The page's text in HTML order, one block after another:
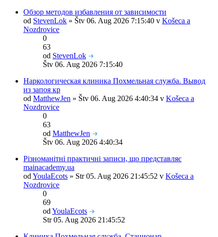
Обзор методов избавления от зависимости
od StevenLok » Štv 06. Aug 2026 7:15:40 v Košeca a
Nozdrovice
0
63
od StevenLok
Štv 06. Aug 2026 7:15:40
Наркологическая клиника Похмельная служба. Вывод
из запоя кр
od MatthewJen » Štv 06. Aug 2026 4:40:34 v Košeca a
Nozdrovice
0
63
od MatthewJen
Štv 06. Aug 2026 4:40:34
Різноманітні практичні записи, що представляє
mainacademy.ua
od YoulaEcots » Str 05. Aug 2026 21:45:52 v Košeca a
Nozdrovice
0
69
od YoulaEcots
Str 05. Aug 2026 21:45:52